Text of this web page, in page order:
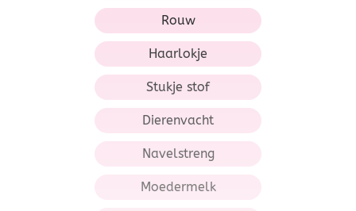
Rouw
Haarlokje
Stukje stof
Dierenvacht
Navelstreng
Moedermelk